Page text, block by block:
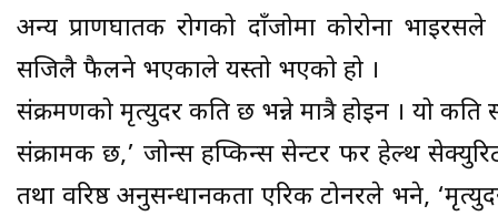
अन्य प्राणघातक रोगको दाँजोमा कोरोना
सजिलै फैलने भएकाले यस्तो भएको हो ।
संक्रमणको मृत्युदर कति छ भन्ने मात्रै होइन । यो
संक्रामक छ,’ जोन्स हप्किन्स सेन्टर फर हेल्थ
तथा वरिष्ठ अनुसन्धानकर्ता एरिक टोनरले भने,